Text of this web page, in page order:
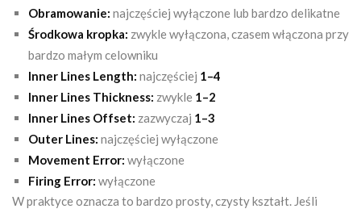
Obramowanie: najczęściej wyłączone lub bardzo delikatne
Środkowa kropka: zwykle wyłączona, czasem włączona przy
bardzo małym celowniku
Inner Lines Length: najczęściej 1–4
Inner Lines Thickness: zwykle 1–2
Inner Lines Offset: zazwyczaj 1–3
Outer Lines: najczęściej wyłączone
Movement Error: wyłączone
Firing Error: wyłączone
W praktyce oznacza to bardzo prosty, czysty kształt. Jeśli